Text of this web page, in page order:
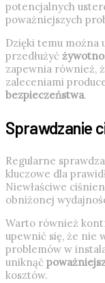
potencjalnych
poważniejszych
Dzięki temu można
przedłużyć
zapewnia również,
zaleceniami
bezpieczeństwa.
Sprawdzanie
Regularne
kluczowe dla
Niewłaściwe
obniżonej
Warto również
upewnić się, że nie
problemów w
uniknąć
kosztów.